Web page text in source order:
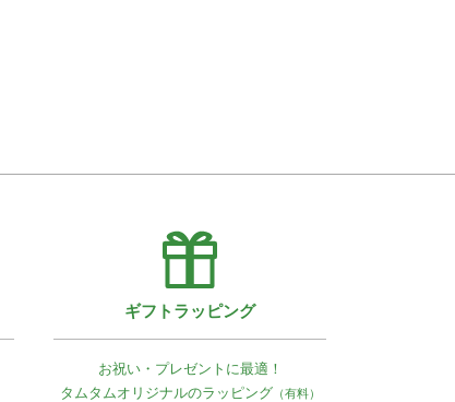
ギフトラッピング
お祝い・プレゼントに最適！
タムタムオリジナルのラッピング （有料）